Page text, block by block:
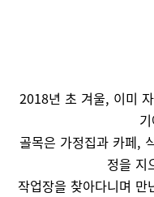
2018년 초 겨울, 이미
골목은 가정집과 카페,
정을 지
작업장을 찾아다니며 만